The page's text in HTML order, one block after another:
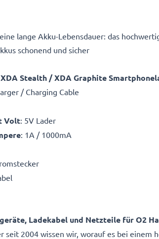
lange Akku-Lebensdauer: das
schonend und sicher
Stealth / XDA Graphite
/ Charging Cable
Volt: 5V Lader
: 1A / 1000mA
Ladekabel und Netzteile für O2
seit 2004 wissen wir, worauf es bei